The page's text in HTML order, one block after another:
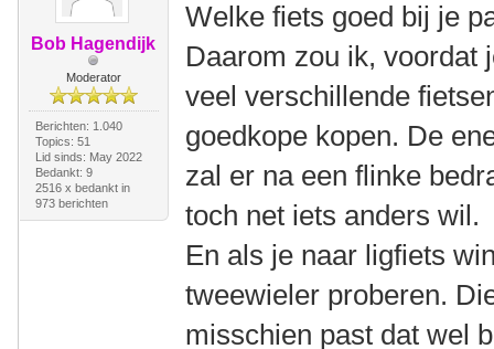
Bob Hagendijk
Moderator
Berichten: 1.040
Topics: 51
Lid sinds: May 2022
Bedankt: 9
2516 x bedankt in
973 berichten
Welke fiets goed bij je
Daarom zou ik, voordat
veel verschillende
goedkope kopen. De
zal er na een flinke
toch net iets anders wil.
En als je naar ligfiets
tweewieler proberen.
misschien past dat wel